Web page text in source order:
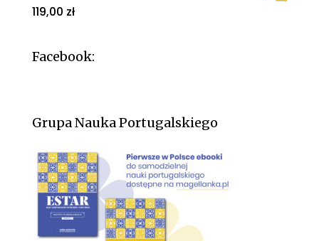
119,00 zł
Facebook:
Grupa Nauka Portugalskiego